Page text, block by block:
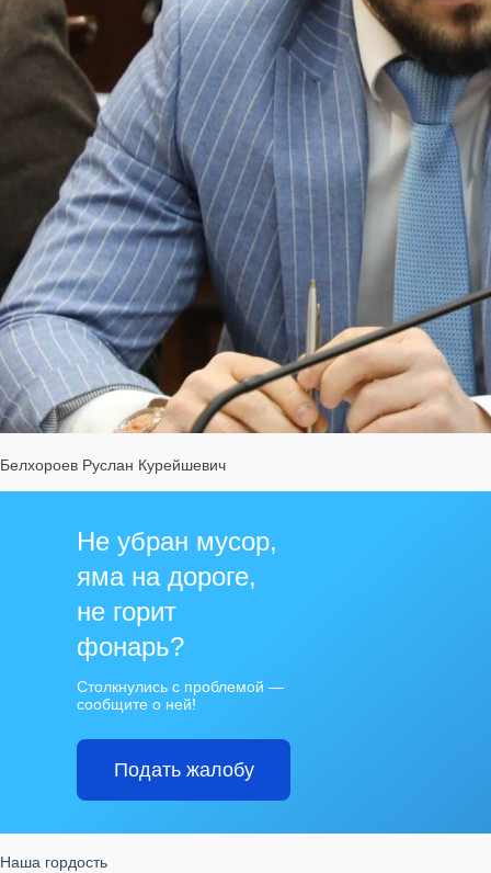
Белхороев Руслан Курейшевич
Не убран мусор,
яма на дороге,
не горит
фонарь?
Столкнулись с проблемой —
сообщите о ней!
Подать жалобу
Наша гордость